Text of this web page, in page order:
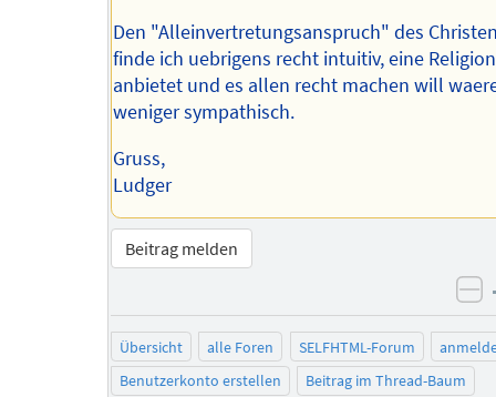
Den "Alleinvertretungsanspruch" des
finde ich uebrigens recht intuitiv, eine
anbietet und es allen recht machen will
weniger sympathisch.
Gruss,
Ludger
Beitrag melden
Übersicht alle Foren SELFHTML-Forum
Benutzerkonto erstellen
Beitrag im Thread-Baum